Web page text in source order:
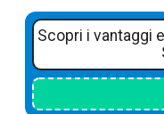
Scopri i vantaggi